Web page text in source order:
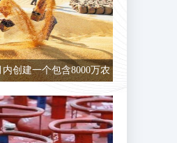
创建一个包含8000万农